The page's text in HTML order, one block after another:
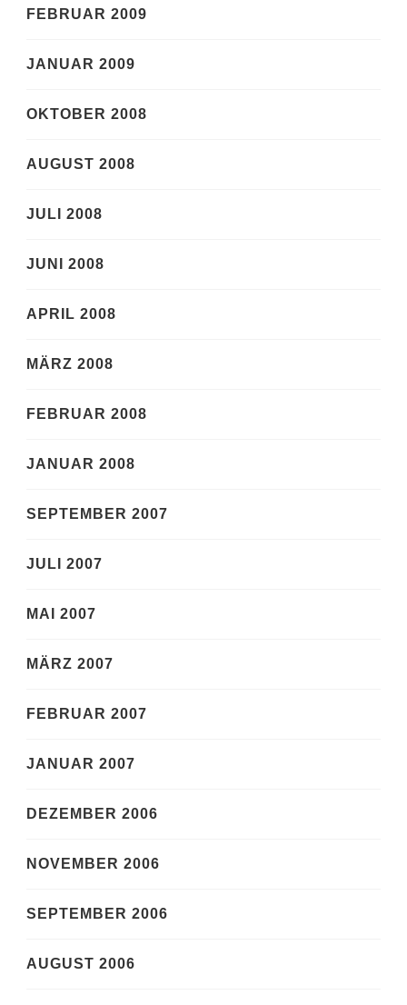
FEBRUAR 2009
JANUAR 2009
OKTOBER 2008
AUGUST 2008
JULI 2008
JUNI 2008
APRIL 2008
MÄRZ 2008
FEBRUAR 2008
JANUAR 2008
SEPTEMBER 2007
JULI 2007
MAI 2007
MÄRZ 2007
FEBRUAR 2007
JANUAR 2007
DEZEMBER 2006
NOVEMBER 2006
SEPTEMBER 2006
AUGUST 2006